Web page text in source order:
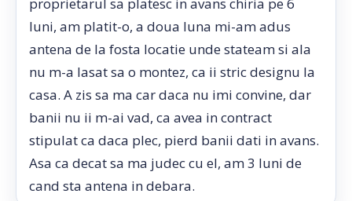
luni, am platit-o, a doua luna mi-am adus
antena de la fosta locatie unde stateam si ala
nu m-a lasat sa o montez, ca ii stric designu la
casa. A zis sa ma car daca nu imi convine, dar
banii nu ii m-ai vad, ca avea in contract
stipulat ca daca plec, pierd banii dati in avans.
Asa ca decat sa ma judec cu el, am 3 luni de
cand sta antena in debara.